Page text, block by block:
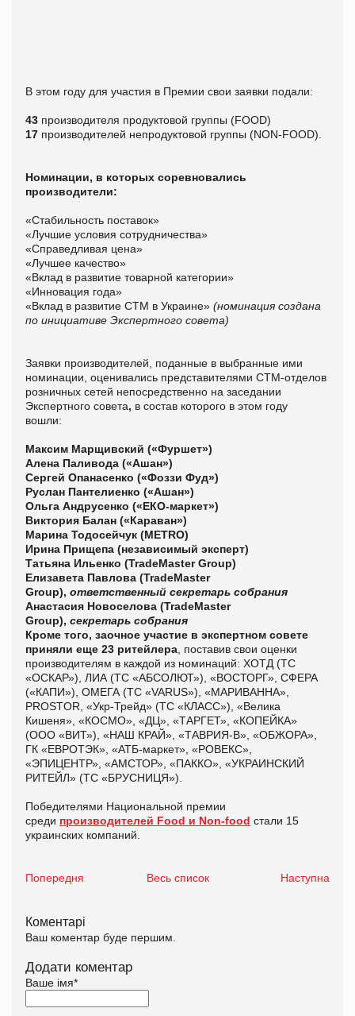
В этом году для участия в Премии свои заявки подали:
43 производителя продуктовой группы (FOOD)
17 производителей непродуктовой группы (NON-FOOD).
Номинации, в которых соревновались
производители:
«Стабильность поставок»
«Лучшие условия сотрудничества»
«Справедливая цена»
«Лучшее качество»
«Вклад в развитие товарной категории»
«Инновация года»
«Вклад в развитие СТМ в Украине» (номинация создана
по инициативе Экспертного совета)
Заявки производителей, поданные в выбранные ими
номинации, оценивались представителями СТМ-отделов
розничных сетей непосредственно на заседании
Экспертного совета, в состав которого в этом году
вошли:
Максим Марщивский («Фуршет»)
Алена Паливода («Ашан»)
Сергей Опанасенко («Фоззи Фуд»)
Руслан Пантелиенко («Ашан»)
Ольга Андрусенко («ЕКО-маркет»)
Виктория Балан («Караван»)
Марина Тодосейчук (МЕТRО)
Ирина Прищепа (независимый эксперт)
Татьяна Ильенко (TradeMaster Group)
Елизавета Павлова (TradeMaster
Group), ответственный секретарь собрания
Анастасия Новоселова (TradeMaster
Group), секретарь собрания
Кроме того, заочное участие в экспертном совете
приняли еще 23 ритейлера , поставив свои оценки
производителям в каждой из номинаций: ХОТД (ТС
«ОСКАР»), ЛИА (ТС «АБСОЛЮТ»), «ВОСТОРГ», СФЕРА
(«КАПИ»), ОМЕГА (ТС «VARUS»), «МАРИВАННА»,
PROSTOR, «Укр-Трейд» (ТС «КЛАСС»), «Велика
Кишеня», «КОСМО», «ДЦ», «ТАРГЕТ», «КОПЕЙКА»
(ООО «ВИТ»), «НАШ КРАЙ», «ТАВРИЯ-В», «ОБЖОРА»,
ГК «ЕВРОТЭК», «АТБ-маркет», «РОВЕКС»,
«ЭПИЦЕНТР», «АМСТОР», «ПАККО», «УКРАИНСКИЙ
РИТЕЙЛ» (ТС «БРУСНИЦЯ»).
Победителями Национальной премии
среди производителей Food и Non-food стали 15
украинских компаний.
Попередня Весь список Наступна
Коментарі
Ваш коментар буде першим.
Додати коментар
Ваше імя*